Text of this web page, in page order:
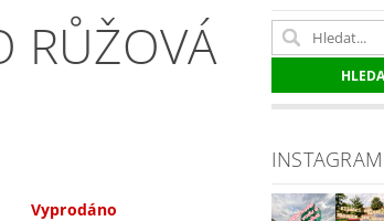
PÉČE O TRÁVNÍKY
RŮŽOVÁ
Vyprodáno
INSTAGRAM